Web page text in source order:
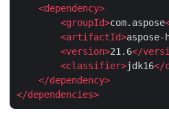
<dependency>
<groupId>com.aspose
<artifactId>aspose-
<version>21.6</
<classifier>jdk16</
</dependency>
</dependencies>